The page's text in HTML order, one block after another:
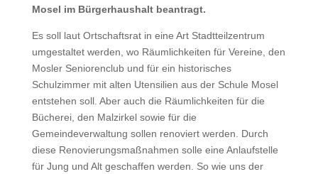
Mosel im Bürgerhaushalt beantragt.
Es soll laut Ortschaftsrat in eine Art Stadtteilzentrum
umgestaltet werden, wo Räumlichkeiten für Vereine, den
Mosler Seniorenclub und für ein historisches
Schulzimmer mit alten Utensilien aus der Schule Mosel
entstehen soll. Aber auch die Räumlichkeiten für die
Bücherei, den Malzirkel sowie für die
Gemeindeverwaltung sollen renoviert werden. Durch
diese Renovierungsmaßnahmen solle eine Anlaufstelle
für Jung und Alt geschaffen werden. So wie uns der